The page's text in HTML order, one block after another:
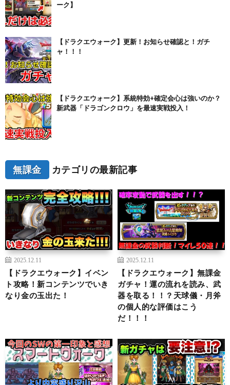
ーク】
【ドラクエウォーク】更新！お知らせ確認と！ガチ
ャ！！！
【ドラクエウォーク】系統特効+確定会心は強いのか？
新武器「ドラゴンクロウ」を最速実戦投入！
無課金 カテゴリの最新記事
2025.12.11
【ドラクエウォーク】イベン
ト攻略！新コンテンツでいき
なり金の玉出た！
2025.12.11
【ドラクエウォーク】無課金
ガチャ！運の流れを読み、武
器を取る！！？天球儀・月斧
の個人的な評価はこう
だ！！！